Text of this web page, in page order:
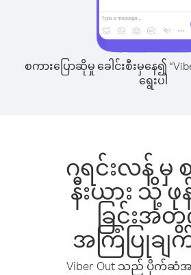
စကားပြောဆိုမှု ခေါင်းစီးမှနေ၍
ရွေးပါ
ဂရင်းလန် မှ
နီးယား သို့ ဖုန်
ခြင်းအ
အကြံပြုချက်
Viber Out သည် ပိုက်ဆံ